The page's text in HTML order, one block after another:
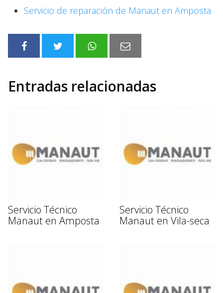
Servicio de reparación de Manaut en Amposta
Entradas relacionadas
Servicio Técnico
Manaut en Amposta
Servicio Técnico
Manaut en Vila-seca